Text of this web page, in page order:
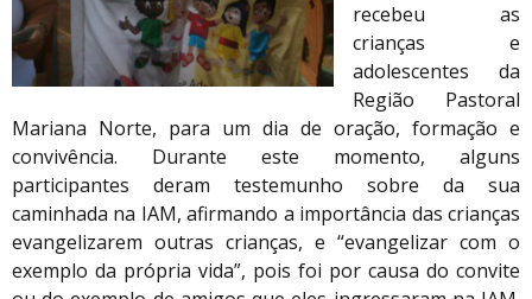
recebeu as
crianças e
adolescentes da
Região Pastoral
Mariana Norte, para um dia de oração, formação e
convivência. Durante este momento, alguns
participantes deram testemunho sobre da sua
caminhada na IAM, afirmando a importância das crianças
evangelizarem outras crianças, e “evangelizar com o
exemplo da própria vida”, pois foi por causa do convite